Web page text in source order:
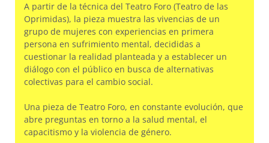
A partir de la técnica del Teatro Foro (Teatro de las
Oprimidas), la pieza muestra las vivencias de un
grupo de mujeres con experiencias en primera
persona en sufrimiento mental, decididas a
cuestionar la realidad planteada y a establecer un
diálogo con el público en busca de alternativas
colectivas para el cambio social.
Una pieza de Teatro Foro, en constante evolución, que
abre preguntas en torno a la salud mental, el
capacitismo y la violencia de género.